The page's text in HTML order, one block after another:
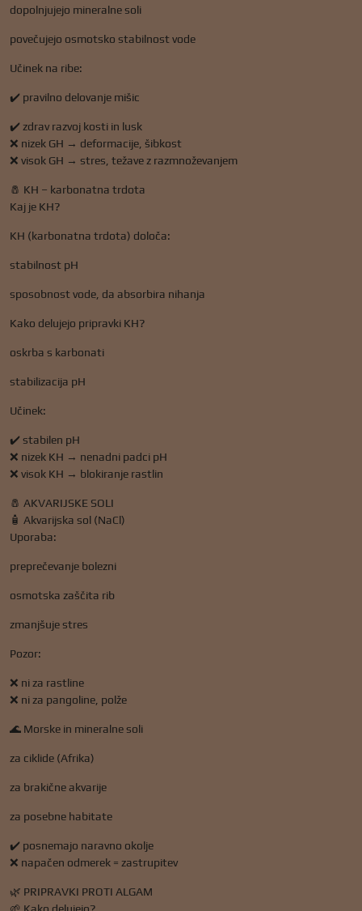
dopolnjujejo mineralne soli
povečujejo osmotsko stabilnost vode
Učinek na ribe:
✔️ pravilno delovanje mišic
✔️ zdrav razvoj kosti in lusk
❌ nizek GH → deformacije, šibkost
❌ visok GH → stres, težave z razmnoževanjem
🧂 KH – karbonatna trdota
Kaj je KH?
KH (karbonatna trdota) določa:
stabilnost pH
sposobnost vode, da absorbira nihanja
Kako delujejo pripravki KH?
oskrba s karbonati
stabilizacija pH
Učinek:
✔️ stabilen pH
❌ nizek KH → nenadni padci pH
❌ visok KH → blokiranje rastlin
🧂 AKVARIJSKE SOLI
🧴 Akvarijska sol (NaCl)
Uporaba:
preprečevanje bolezni
osmotska zaščita rib
zmanjšuje stres
Pozor:
❌ ni za rastline
❌ ni za pangoline, polže
🌊 Morske in mineralne soli
za ciklide (Afrika)
za brakične akvarije
za posebne habitate
✔️ posnemajo naravno okolje
❌ napačen odmerek = zastrupitev
🌿 PRIPRAVKI PROTI ALGAM